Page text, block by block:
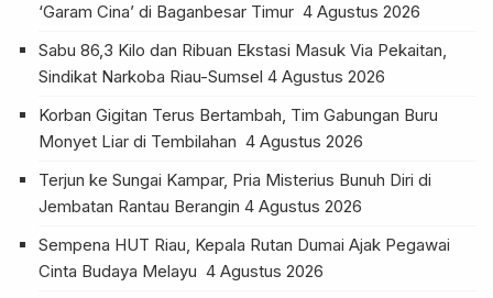
‘Garam Cina’ di Baganbesar Timur 4 Agustus 2026
Sabu 86,3 Kilo dan Ribuan Ekstasi Masuk Via Pekaitan,
Sindikat Narkoba Riau-Sumsel 4 Agustus 2026
Korban Gigitan Terus Bertambah, Tim Gabungan Buru
Monyet Liar di Tembilahan 4 Agustus 2026
Terjun ke Sungai Kampar, Pria Misterius Bunuh Diri di
Jembatan Rantau Berangin 4 Agustus 2026
Sempena HUT Riau, Kepala Rutan Dumai Ajak Pegawai
Cinta Budaya Melayu 4 Agustus 2026